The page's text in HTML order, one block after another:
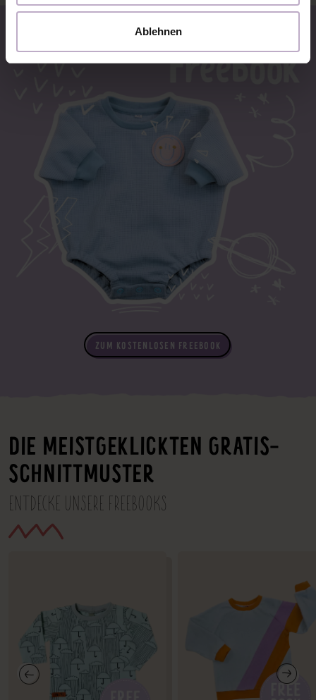
Ablehnen
ZUM KOSTENLOSEN FREEBOOK
DIE MEISTGEKLICKTEN GRATIS-
SCHNITTMUSTER
ENTDECKE UNSERE FREEBOOKS